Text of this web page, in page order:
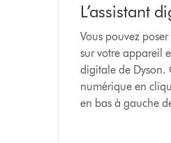
L’assistant
Vous pouvez
sur votre appareil
digitale de Dyson.
numérique en
en bas à gauche